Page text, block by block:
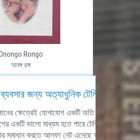
Rongo
অনঙ্গ রঙ্গ
ব্যবসার জন্য অত্যাধুনিক টেলিফোন সিস্টেম
ক্ষেত্রেই যোগাযোগ একটি অতি গুরুত্বপূর্ণ বিষয়।
একটি ভালো মাধ্যম হতে পারে টেলিকমিউনিকেশন।
সমাধান করতে আলফা নেট এনেছে আলফা পিবিএক্স।